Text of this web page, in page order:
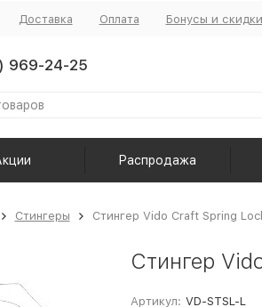
Доставка Оплата Бонусы и скидки
969-24-25
Распродажа
Стингеры Стингер Vido Craft Spring
Стингер
Артикул: VD-STSL-L